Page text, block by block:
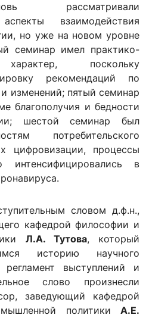
рассматривали
взаимодействия
но уже на новом уровне
семинар имел практико-
характер, поскольку
рекомендаций по
изменений; пятый семинар
благополучия и бедности
шестой семинар был
потребительского
цифровизации, процессы
интенсифицировались в
словом д.ф.н.,
кафедрой философии и
Л.А. Тутова, который
историю научного
выступлений и
слово произнесли
заведующий кафедрой
политики А.Е.